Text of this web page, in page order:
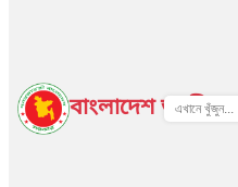
বাংলাদেশ জাতীয়